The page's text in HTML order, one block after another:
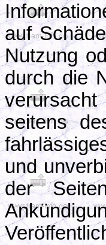
auf
Nutzung
durch die
seitens
und
der